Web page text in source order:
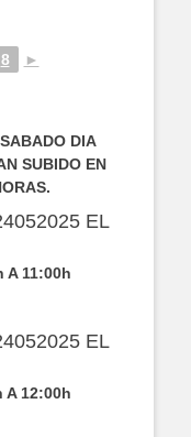
8 ►
DIA
SUBIDO EN
EL
A 11:00h
EL
A 12:00h